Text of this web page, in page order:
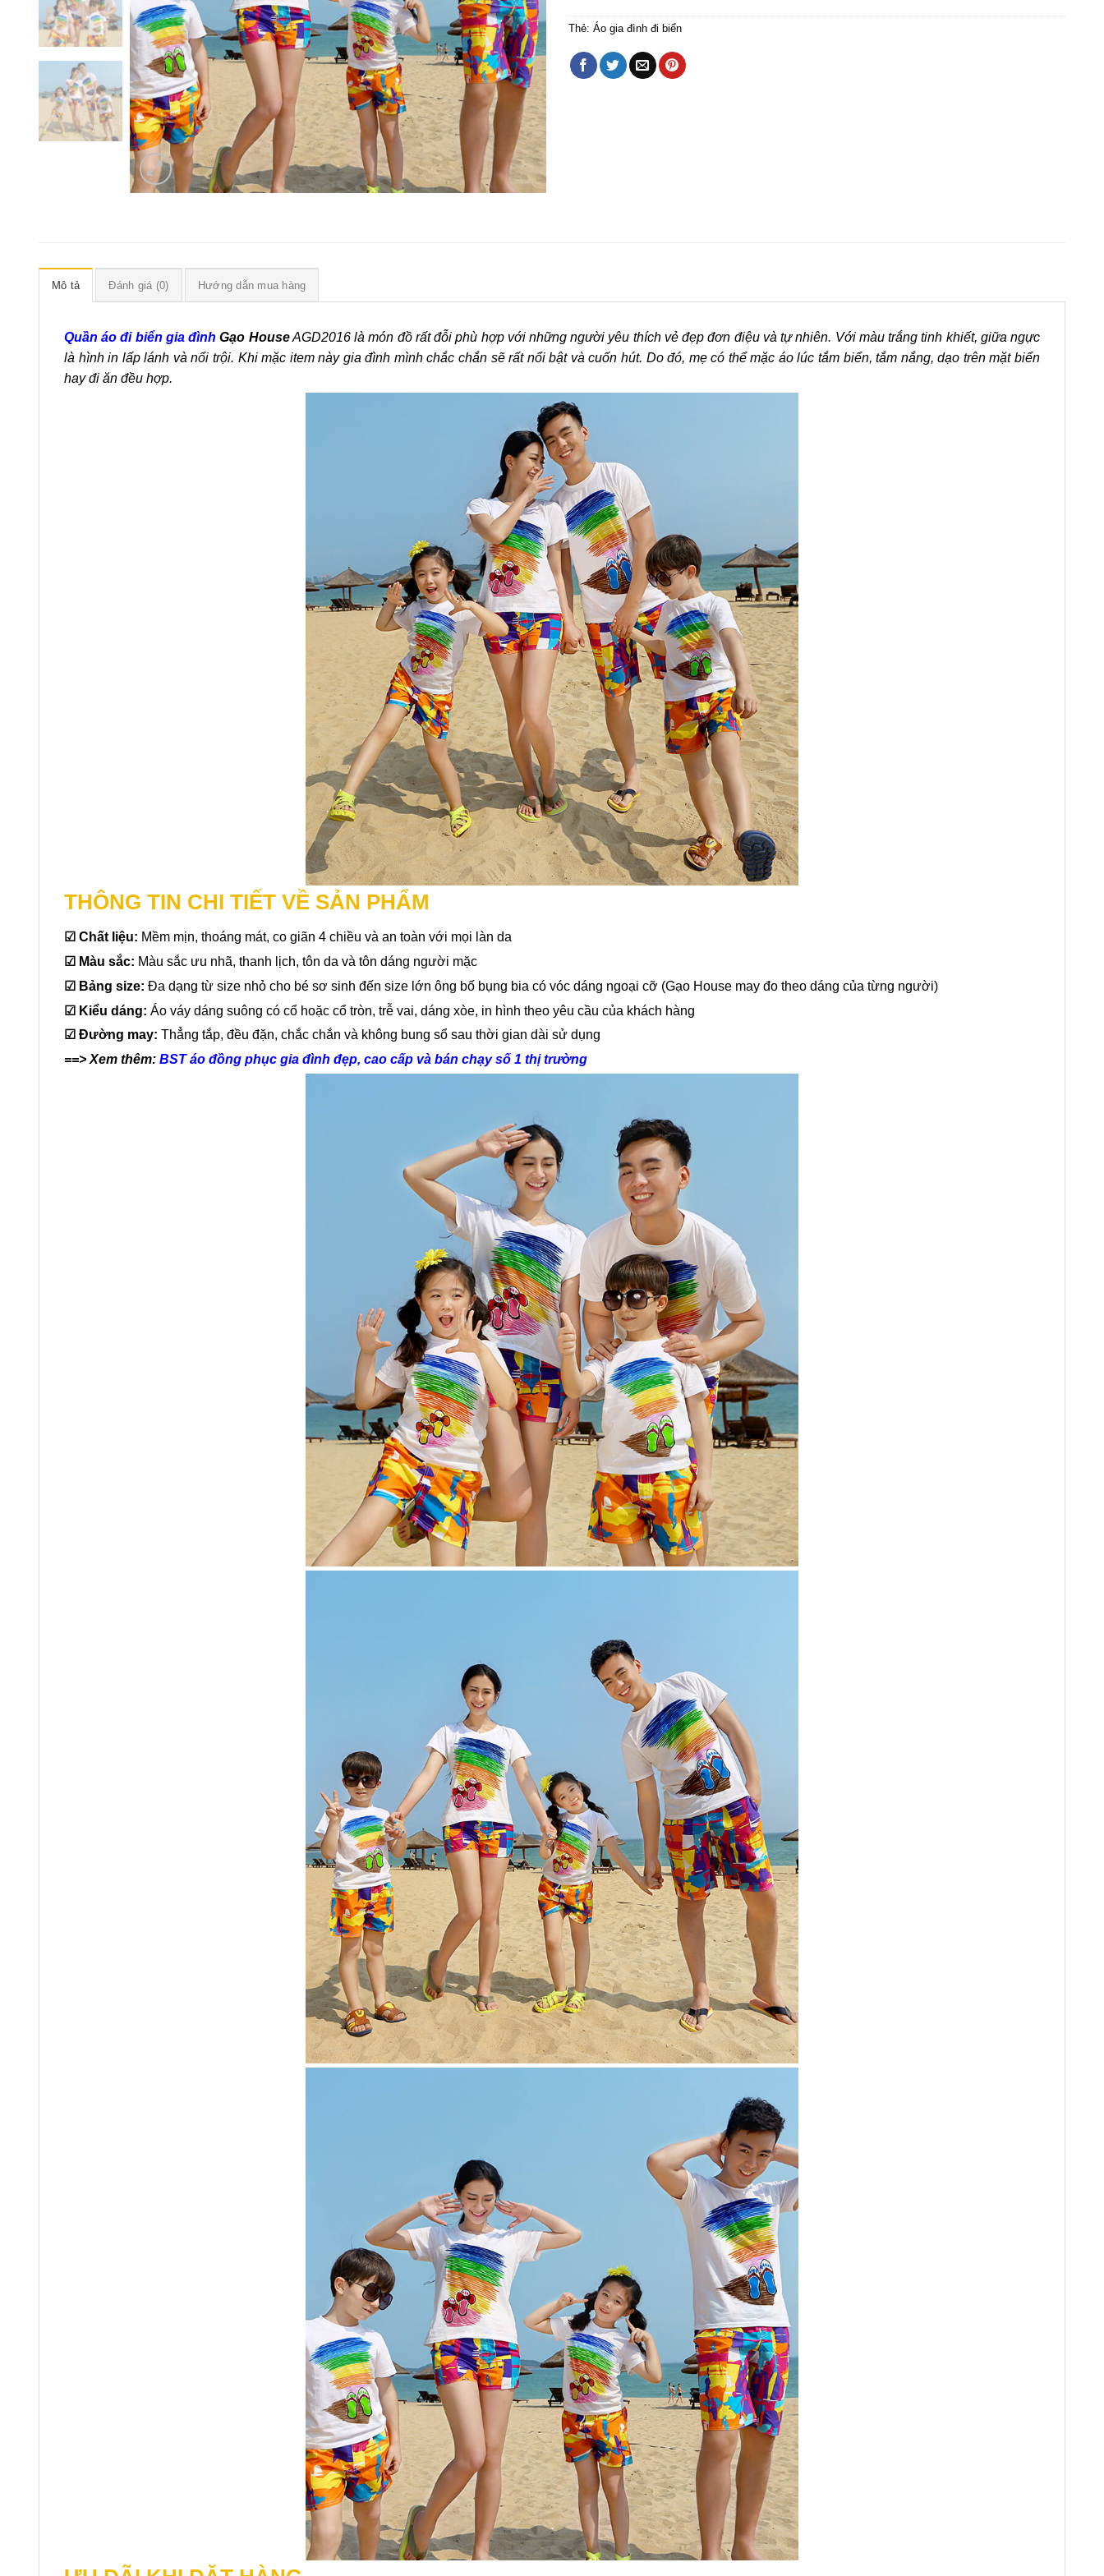
Thẻ: Áo gia đình đi biển
Mô tả Đánh giá (0) Hướng dẫn mua hàng
Quần áo đi biển gia đình Gạo HouseAGD2016 là món đồ rất đỗi phù hợp với những người yêu thích vẻ đẹp đơn điệu và tự nhiên. Với màu trắng tinh khiết, giữa ngực
là hình in lấp lánh và nổi trội. Khi mặc item này gia đình mình chắc chắn sẽ rất nổi bật và cuốn hút. Do đó, mẹ có thể mặc áo lúc tắm biển, tắm nắng, dạo trên mặt biển
hay đi ăn đều hợp.
THÔNG TIN CHI TIẾT VỀ SẢN PHẨM
☑ Chất liệu: Mềm mịn, thoáng mát, co giãn 4 chiều và an toàn với mọi làn da
☑ Màu sắc: Màu sắc ưu nhã, thanh lịch, tôn da và tôn dáng người mặc
☑ Bảng size: Đa dạng từ size nhỏ cho bé sơ sinh đến size lớn ông bố bụng bia có vóc dáng ngoại cỡ (Gạo House may đo theo dáng của từng người)
☑ Kiểu dáng: Áo váy dáng suông có cổ hoặc cổ tròn, trễ vai, dáng xòe, in hình theo yêu cầu của khách hàng
☑ Đường may: Thẳng tắp, đều đặn, chắc chắn và không bung sổ sau thời gian dài sử dụng
==> Xem thêm: BST áo đồng phục gia đình đẹp, cao cấp và bán chạy số 1 thị trường